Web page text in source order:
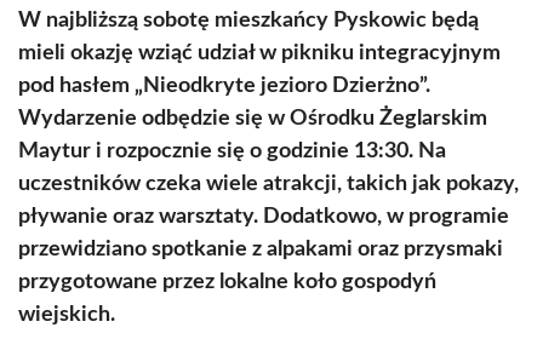
W najbliższą sobotę mieszkańcy Pyskowic będą
mieli okazję wziąć udział w pikniku integracyjnym
pod hasłem „Nieodkryte jezioro Dzierżno”.
Wydarzenie odbędzie się w Ośrodku Żeglarskim
Maytur i rozpocznie się o godzinie 13:30. Na
uczestników czeka wiele atrakcji, takich jak pokazy,
pływanie oraz warsztaty. Dodatkowo, w programie
przewidziano spotkanie z alpakami oraz przysmaki
przygotowane przez lokalne koło gospodyń
wiejskich.